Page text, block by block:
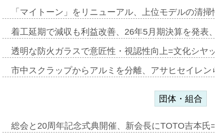
「マイトーン」をリニューアル、上位モデルの清
着工延期で減収も利益改善、26年5月期決算を発表
透明な防火ガラスで意匠性・視認性向上=文化シヤ
市中スクラップからアルミを分離、アサヒセイレ
団体・組合
総会と20周年記念式典開催、新会長にTOTO吉本氏